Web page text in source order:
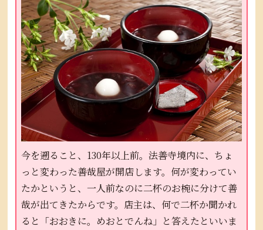
今を遡ること、130年以上前。法善寺境内に、ちょ
っと変わった善哉屋が開店します。何が変わってい
たかというと、一人前なのに二杯のお椀に分けて善
哉が出てきたからです。店主は、何で二杯か聞かれ
ると「おおきに。めおとでんね」と答えたといいま